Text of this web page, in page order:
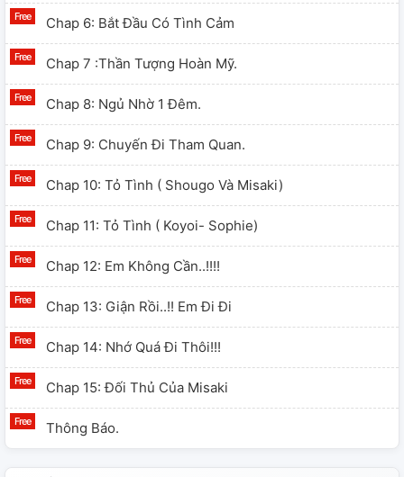
Chap 6: Bắt Đầu Có Tình Cảm
Chap 7 :thần Tượng Hoàn Mỹ.
Chap 8: Ngủ Nhờ 1 Đêm.
Chap 9: Chuyến Đi Tham Quan.
Chap 10: Tỏ Tình ( Shougo Và Misaki)
Chap 11: Tỏ Tình ( Koyoi- Sophie)
Chap 12: Em Không Cần..!!!!
Chap 13: Giận Rồi..!! Em Đi Đi
Chap 14: Nhớ Quá Đi Thôi!!!
Chap 15: Đối Thủ Của Misaki
Thông Báo.